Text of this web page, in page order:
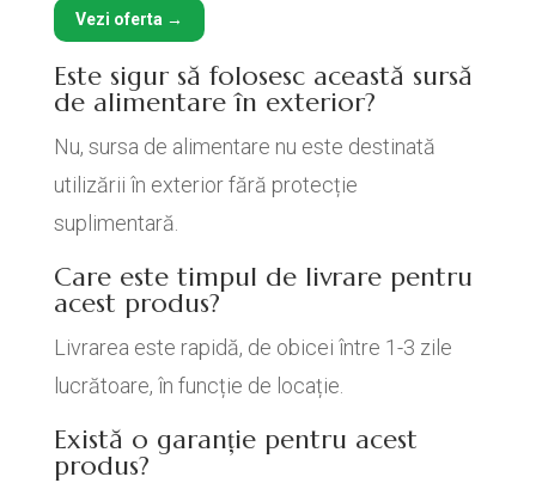
Vezi oferta →
Este sigur să folosesc această sursă
de alimentare în exterior?
Nu, sursa de alimentare nu este destinată
utilizării în exterior fără protecție
suplimentară.
Care este timpul de livrare pentru
acest produs?
Livrarea este rapidă, de obicei între 1-3 zile
lucrătoare, în funcție de locație.
Există o garanție pentru acest
produs?